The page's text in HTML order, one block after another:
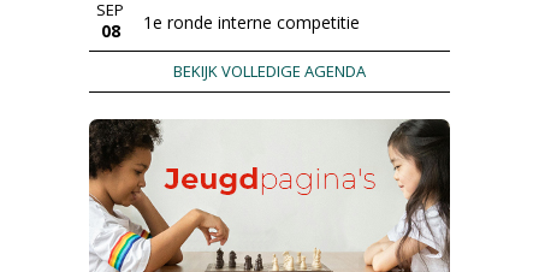
SEP
08 1e ronde interne competitie
BEKIJK VOLLEDIGE AGENDA